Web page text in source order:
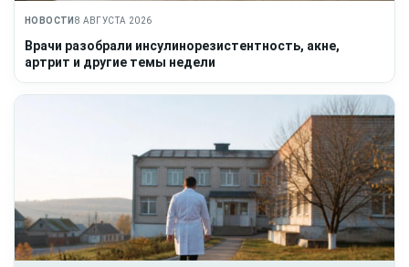
НОВОСТИ 8 АВГУСТА 2026
Врачи разобрали инсулинорезистентность, акне,
артрит и другие темы недели